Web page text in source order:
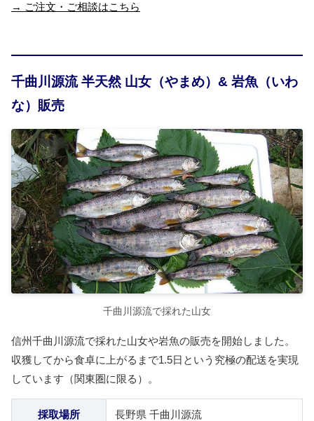
→ ご注文・ご相談はこちら
千曲川源流 半天然 山女（やまめ）& 岩魚（いわ
な）販売
千曲川源流で採れた山女
信州千曲川源流で採れた山女や岩魚の販売を開始しました。
収獲してから食卓に上がるまで1.5日という究極の配送を実現
しています（関東圏に限る）。
採取場所 長野県 千曲川源流